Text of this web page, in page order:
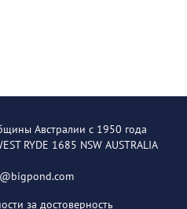
Австралии с 1950 года
RYDE 1685 NSW AUSTRALIA
за достоверность